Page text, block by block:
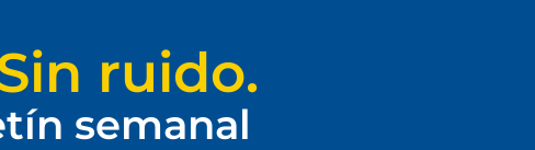
ruido.
semanal